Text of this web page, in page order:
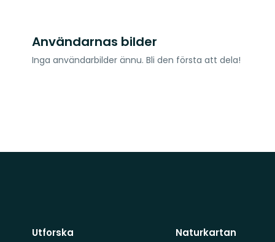
Användarnas bilder
Inga användarbilder ännu. Bli den första att dela!
Utforska
Naturkartan